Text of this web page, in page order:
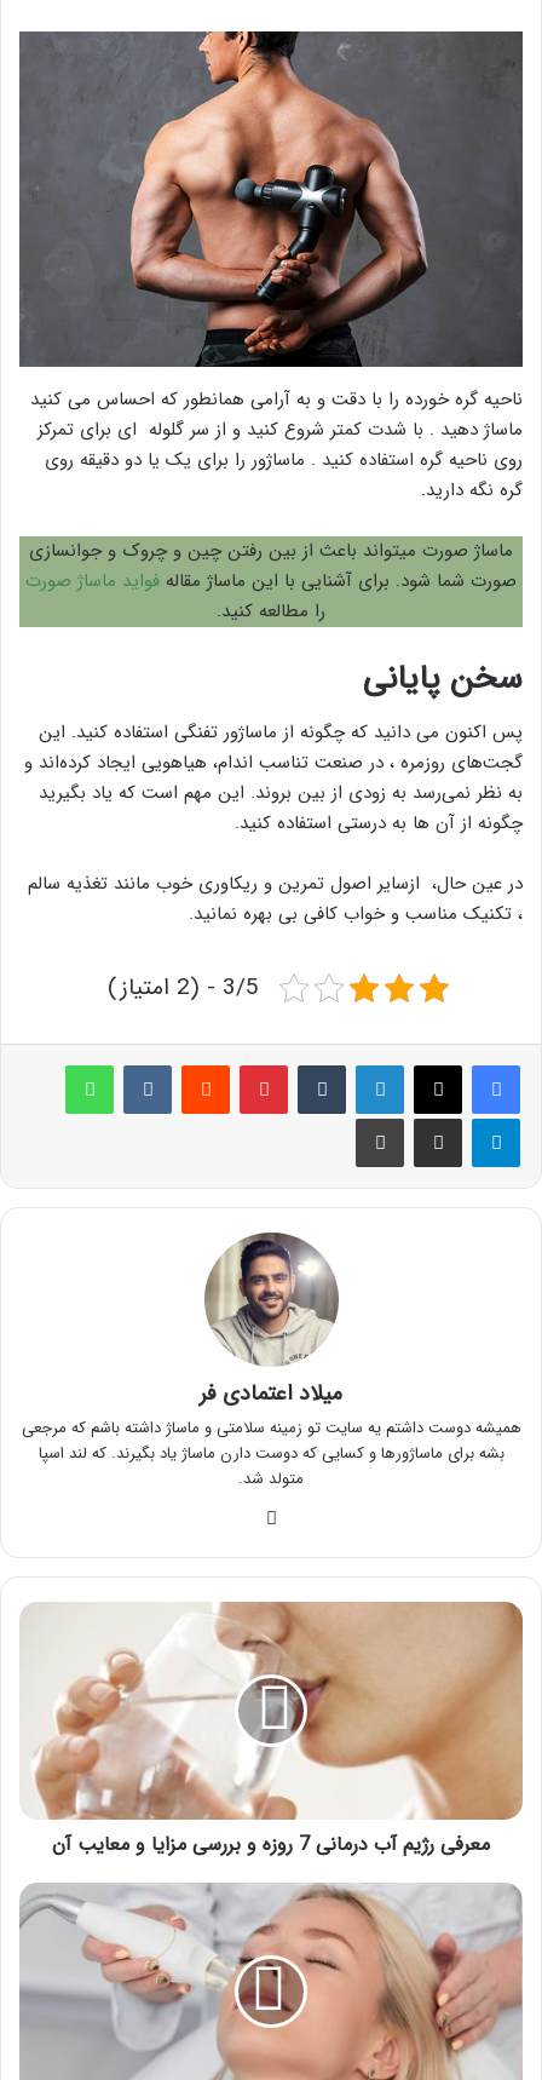
ناحیه گره خورده را با دقت و به آرامی همانطور که احساس می کنید
ماساژ دهید . با شدت کمتر شروع کنید و از سر گلوله ای برای تمرکز
روی ناحیه گره‌ استفاده کنید . ماساژور را برای یک یا دو دقیقه روی
گره نگه دارید.
ماساژ صورت میتواند باعث از بین رفتن چین و چروک و جوانسازی
صورت شما شود. برای آشنایی با این ماساژ مقاله فواید ماساژ صورت
را مطالعه کنید.
سخن پایانی
پس اکنون می دانید که چگونه از ماساژور تفنگی استفاده کنید. این
گجت‌های روزمره ، در صنعت تناسب اندام، هیاهویی ایجاد کرده‌اند و
به نظر نمی‌رسد به زودی از بین بروند. این مهم است که یاد بگیرید
چگونه از آن ها به درستی استفاده کنید.
در عین حال، ازسایر اصول تمرین و ریکاوری خوب مانند تغذیه سالم
، تکنیک مناسب و خواب کافی بی بهره نمانید.
3/5 - (2 امتیاز)
لینکدین ‫تامبلر پینترست‫رددیت ‫VKontakteواتس آپ
تلگرام اشتراک گذاری از طریق ایمیل چاپ
میلاد اعتمادی فر
همیشه دوست داشتم یه سایت تو زمینه سلامتی و ماساژ داشته باشم که مرجعی
بشه برای ماساژورها و کسایی که دوست دارن ماساژ یاد بگیرند. که لند اسپا
متولد شد.
معرفی
مزایا
آن
معرفی رژیم آب درمانی 7 روزه و بررسی مزایا و معایب آن
عوارض
لیزر
موهای
و
سرطان